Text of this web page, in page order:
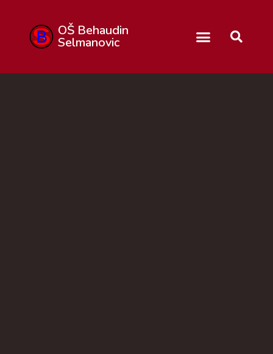
OŠ Behaudin
Selmanovic